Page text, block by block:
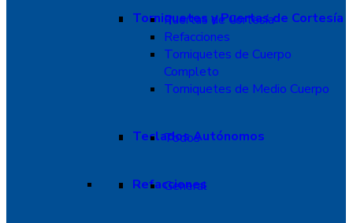
Torniquetes y Puertas de Cortesía
Puertas de Cortesía
Refacciones
Torniquetes de Cuerpo
Completo
Torniquetes de Medio Cuerpo
Teclados Autónomos
Todos
Refacciones
General